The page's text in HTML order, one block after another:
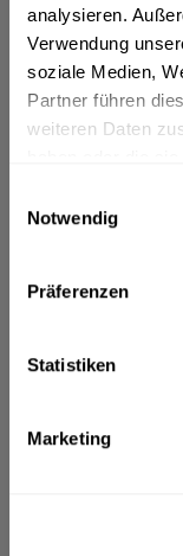
analysieren.
Verwendung
soziale Medien,
Partner führen
weiteren Daten
Notwendig
Präferenzen
Statistiken
Marketing
Vorrätig
In den
Artikel-Nr.:
Beschreibung
"Rosche
Fragen zum
Hersteller
Jos.Rosche,